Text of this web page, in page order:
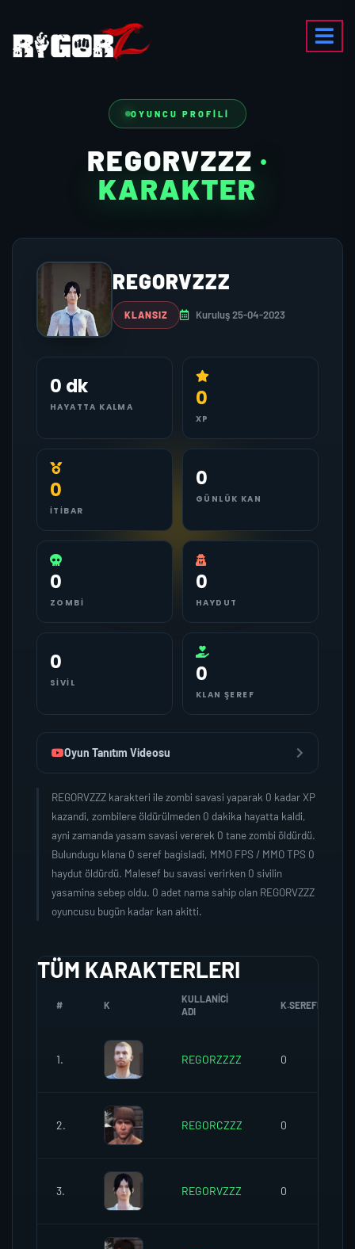
OYUNCU PROFILI
REGORVZZZ ·
KARAKTER
REGORVZZZ
KLANSIZ Kuruluş 25-04-2023
0 dk
HAYATTA KALMA 0
XP
0
İTIBAR
0
GÜNLÜK KAN
0
ZOMBI
0
HAYDUT
0
SIVIL 0
KLAN ŞEREF
Oyun Tanıtım Videosu
REGORVZZZ karakteri ile zombi savasi yaparak 0 kadar XP
kazandi, zombilere öldürülmeden 0 dakika hayatta kaldi,
ayni zamanda yasam savasi vererek 0 tane zombi öldürdü.
Bulundugu klana 0 seref bagisladi, MMO FPS / MMO TPS 0
haydut öldürdü. Malesef bu savasi verirken 0 sivilin
yasamina sebep oldu. 0 adet nama sahip olan REGORVZZZ
oyuncusu bugün kadar kan akitti.
TÜM KARAKTERLERI
# K
KULLANICI
ADI
K.SEREFI
1. REGORZZZZ 0
2. REGORCZZZ 0
3. REGORVZZZ 0